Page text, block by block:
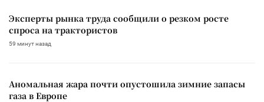
Эксперты рынка труда сообщили о резком росте
спроса на трактористов
59 минут назад
Аномальная жара почти опустошила зимние запасы
газа в Европе